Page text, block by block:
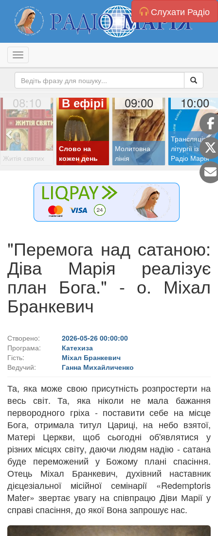
Слухати Радіо
Toggle navigation
08:10
Житія святих
В ефірі
Слово на
кожен день
09:00
Молитовна
лінія
10:00
Трансляція
літургії із студії
Радіо Марія
"Перемога над сатаною:
Діва Марія реалізує
план Бога." - о. Міхал
Бранкевич
Створено:
2026-05-26 00:00:00
Програма:
Катехиза
Гість:
Міхал Бранкевич
Ведучий:
Ганна Михайличенко
Та, яка може свою присутність розпростерти на
весь світ. Та, яка ніколи не мала бажання
первородного гріха - поставити себе на місце
Бога, отримала титул Цариці, на небо взятої,
Матері Церкви, щоб сьогодні об'являтися у
різних місцях світу, даючи людям надію - сатана
буде переможений у Божому плані спасіння.
Отець Міхал Бранкевич, духівний наставник
дієцезіальної місійної семінарії «Redemptoris
Mater» звертає увагу на співпрацю Діви Марії у
справі спасіння, до якої Вона запрошує нас.